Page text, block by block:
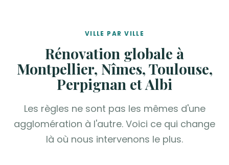
VILLE PAR VILLE
Rénovation globale à
Montpellier, Nîmes, Toulouse,
Perpignan et Albi
Les règles ne sont pas les mêmes d'une
agglomération à l'autre. Voici ce qui change
là où nous intervenons le plus.